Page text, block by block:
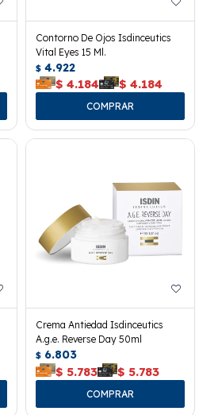
Contorno De Ojos Isdinceutics
Vital Eyes 15 Ml.
$ 4.922
$ 4.184 $ 4.184
Crema Antiedad Isdinceutics
A.g.e. Reverse Day 50ml
$ 6.803
$ 5.783 $ 5.783